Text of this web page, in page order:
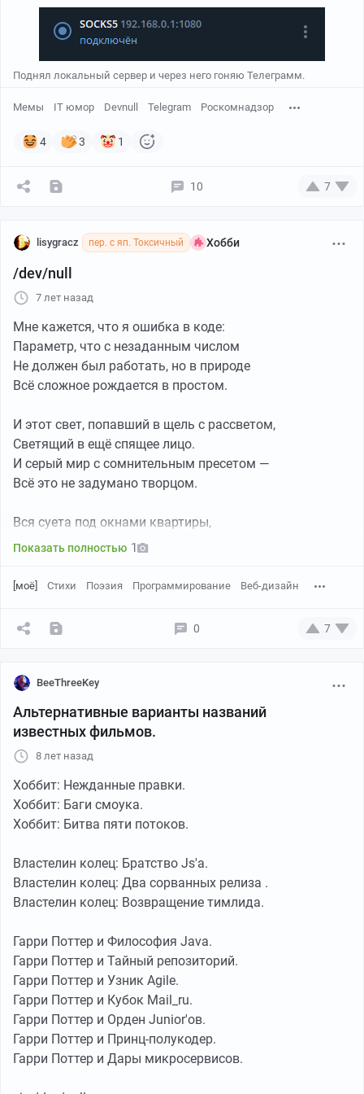
Поднял локальный сервер и через него гоняю Телеграмм.
Мемы IT юмор Devnull Telegram Роскомнадзор
4 3 1
10 7
lisygracz пер. с яп. Токсичный Хобби
/dev/null
7 лет назад
Мне кажется, что я ошибка в коде:
Параметр, что с незаданным числом
Не должен был работать, но в природе
Всё сложное рождается в простом.
И этот свет, попавший в щель с рассветом,
Светящий в ещё спящее лицо.
И серый мир с сомнительным пресетом —
Всё это не задумано творцом.
Вся суета под окнами квартиры,
Весь люд, спешащий по своим делам —
Всё так же суверенный к костылям.
Единственное в багнутой системе,
Что фичей я никак бы не назвал —
В программе, что создатель написал.
Фиксы, откат с бэкапа не помогут.
Не виден в логе мира человек.
А может уж давно забыта прога.
Незавершённый, брошенный проект...
Быть может мир небрежно удалили
Земля — лишь пара строк под слоем пыли,
А космос — нескончаемый /dev/null.
Показать полностью 1
[моё] Стихи Поэзия Программирование Веб-дизайн
0 7
BeeThreeKey
Альтернативные варианты названий
известных фильмов.
8 лет назад
Хоббит: Нежданные правки.
Хоббит: Баги смоука.
Хоббит: Битва пяти потоков.
Властелин колец: Братство Js'а.
Властелин колец: Два сорванных релиза .
Властелин колец: Возвращение тимлида.
Гарри Поттер и Философия Java.
Гарри Поттер и Тайный репозиторий.
Гарри Поттер и Узник Agile.
Гарри Поттер и Кубок Mail_ru.
Гарри Поттер и Орден Junior'ов.
Гарри Поттер и Принц-полукодер.
Гарри Поттер и Дары микросервиcов.